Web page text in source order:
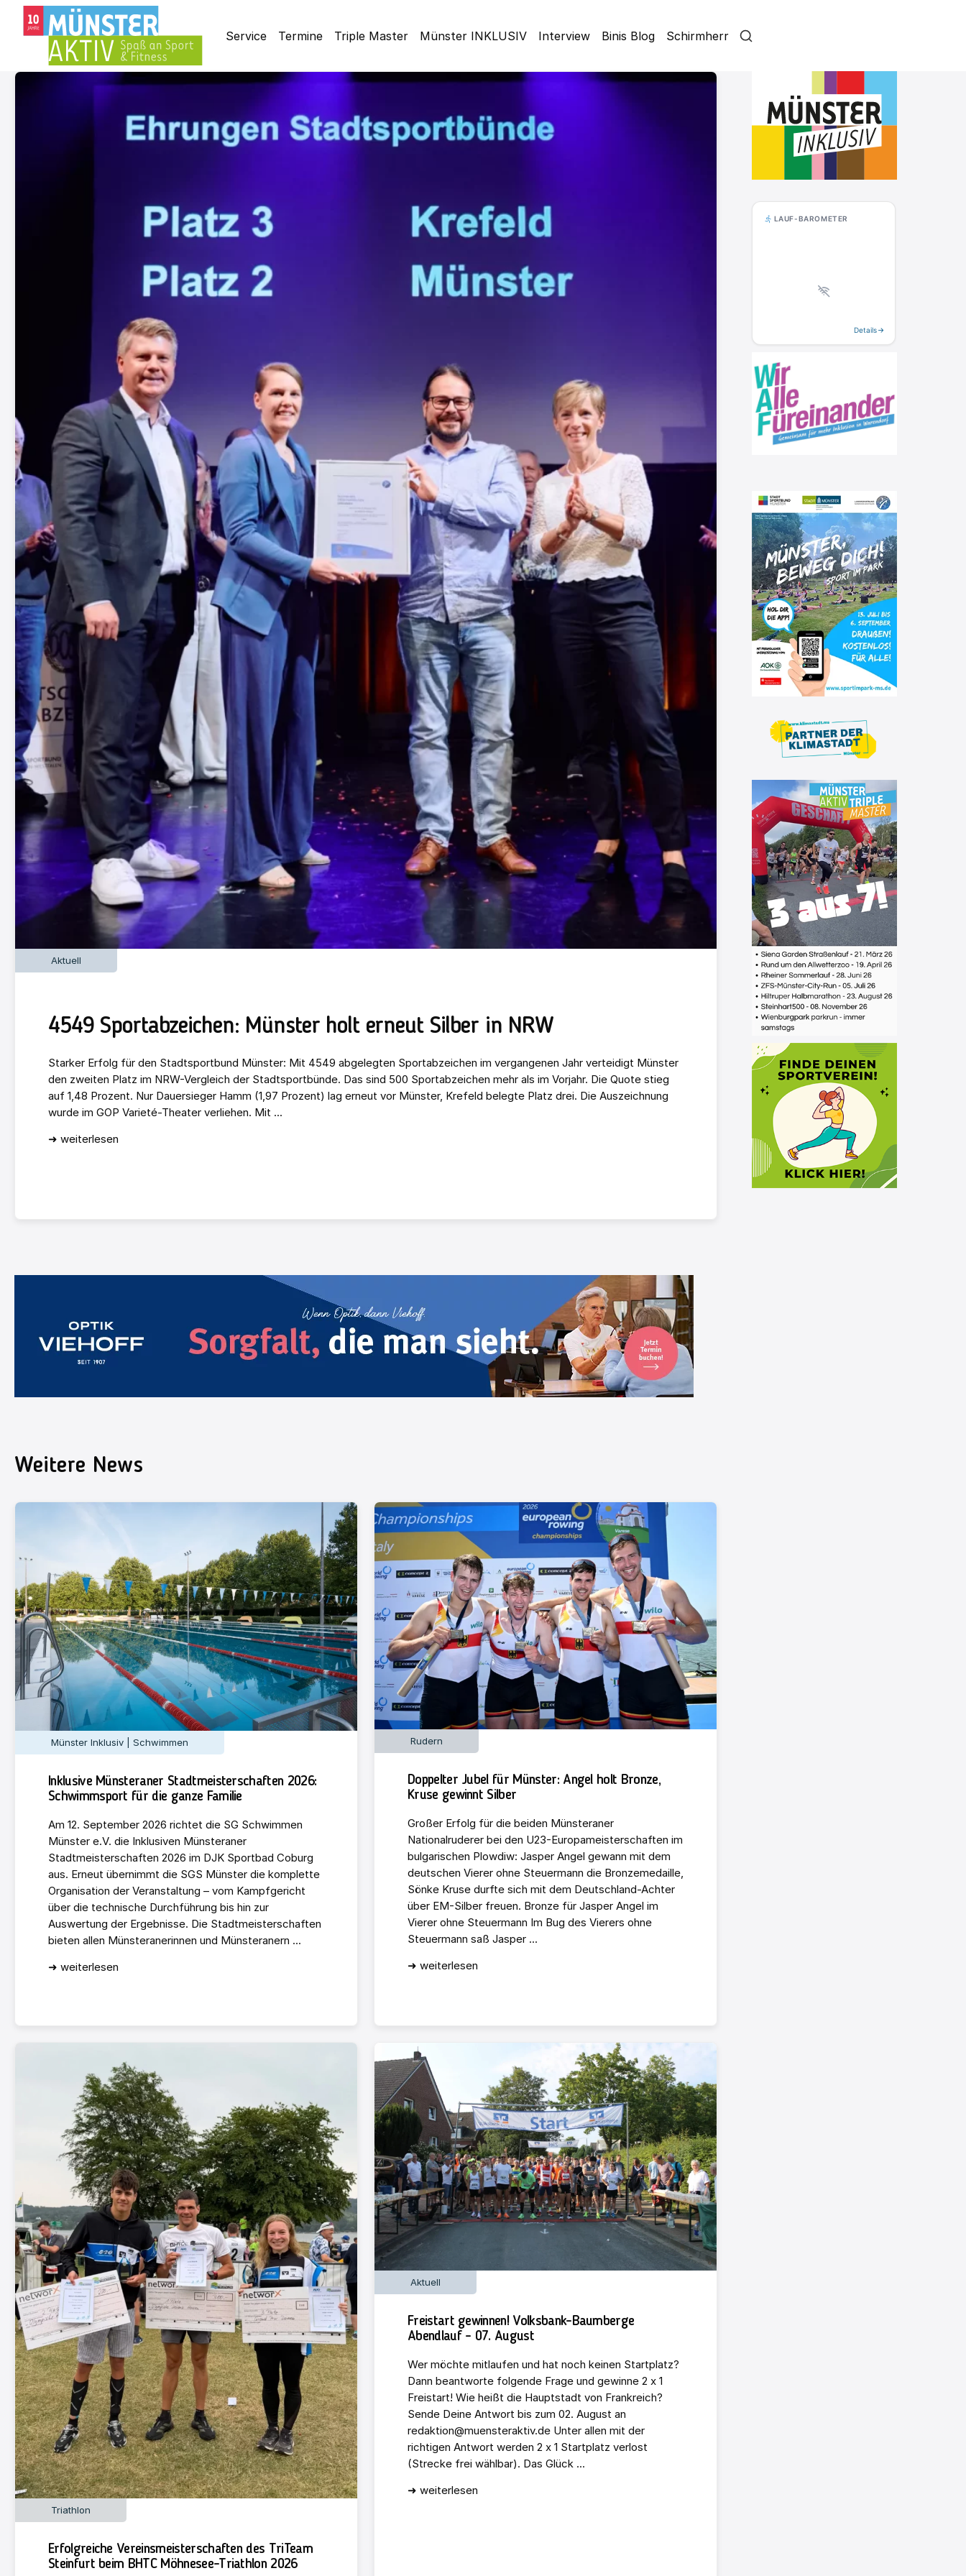
Service Termine Triple Master Münster INKLUSIV Interview Binis Blog Schirmherr
Aktuell
4549 Sportabzeichen: Münster holt erneut Silber in NRW
Starker Erfolg für den Stadtsportbund Münster: Mit 4549 abgelegten Sportabzeichen im vergangenen Jahr verteidigt Münster
den zweiten Platz im NRW-Vergleich der Stadtsportbünde. Das sind 500 Sportabzeichen mehr als im Vorjahr. Die Quote stieg
auf 1,48 Prozent. Nur Dauersieger Hamm (1,97 Prozent) lag erneut vor Münster, Krefeld belegte Platz drei. Die Auszeichnung
wurde im GOP Varieté-Theater verliehen. Mit ...
➜ weiterlesen
Weitere News
Münster Inklusiv | Schwimmen
Inklusive Münsteraner Stadtmeisterschaften 2026:
Schwimmsport für die ganze Familie
Am 12. September 2026 richtet die SG Schwimmen
Münster e.V. die Inklusiven Münsteraner
Stadtmeisterschaften 2026 im DJK Sportbad Coburg
aus. Erneut übernimmt die SGS Münster die komplette
Organisation der Veranstaltung – vom Kampfgericht
über die technische Durchführung bis hin zur
Auswertung der Ergebnisse. Die Stadtmeisterschaften
bieten allen Münsteranerinnen und Münsteranern ...
➜ weiterlesen
Rudern
Doppelter Jubel für Münster: Angel holt Bronze,
Kruse gewinnt Silber
Großer Erfolg für die beiden Münsteraner
Nationalruderer bei den U23-Europameisterschaften im
bulgarischen Plowdiw: Jasper Angel gewann mit dem
deutschen Vierer ohne Steuermann die Bronzemedaille,
Sönke Kruse durfte sich mit dem Deutschland-Achter
über EM-Silber freuen. Bronze für Jasper Angel im
Vierer ohne Steuermann Im Bug des Vierers ohne
Steuermann saß Jasper ...
➜ weiterlesen
Triathlon
Erfolgreiche Vereinsmeisterschaften des TriTeam
Steinfurt beim BHTC Möhnesee-Triathlon 2026
Aktuell
Freistart gewinnen! Volksbank-Baumberge
Abendlauf – 07. August
Wer möchte mitlaufen und hat noch keinen Startplatz?
Dann beantworte folgende Frage und gewinne 2 x 1
Freistart! Wie heißt die Hauptstadt von Frankreich?
Sende Deine Antwort bis zum 02. August an
redaktion@muensteraktiv.de Unter allen mit der
richtigen Antwort werden 2 x 1 Startplatz verlost
(Strecke frei wählbar). Das Glück ...
➜ weiterlesen
LAUF-BAROMETER
Details